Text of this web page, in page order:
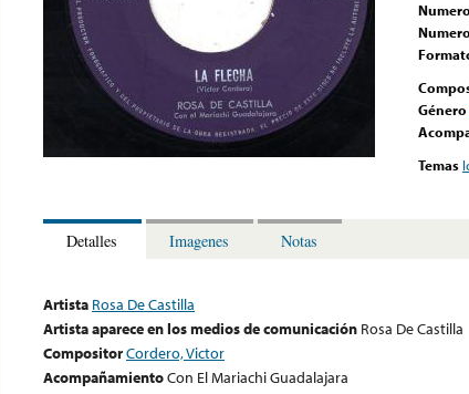
Género
Temas
Detalles Imagenes Notas
Artista Rosa De Castilla
Artista aparece en los medios de comunicación Rosa De Castilla
CompositorCordero, Victor
AcompañamientoCon El Mariachi Guadalajara